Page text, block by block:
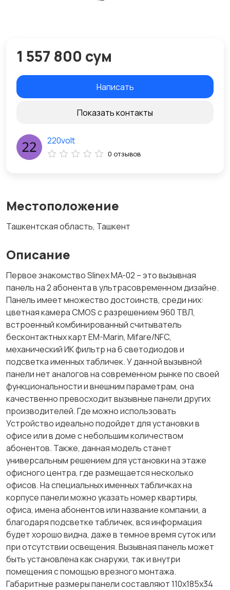
Местоположение
Ташкентская область, Ташкент
Описание
Первое знакомство Slinex MA-02 – это вызывная
панель на 2 абонента в ультрасовременном дизайне.
Панель имеет множество достоинств, среди них:
цветная камера CMOS с разрешением 960 ТВЛ,
встроенный комбинированный считыватель
бесконтактных карт EM-Marin, Mifare/NFC,
механический ИК фильтр на 6 светодиодов и
подсветка именных табличек. У данной вызывной
панели нет аналогов на современном рынке по своей
функциональности и внешним параметрам, она
качественно превосходит вызывные панели других
производителей. Где можно использовать
Устройство идеально подойдет для установки в
офисе или в доме с небольшим количеством
абонентов. Также, данная модель станет
универсальным решением для установки на этаже
офисного центра, где размещается несколько
офисов. На специальных именных табличках на
корпусе панели можно указать номер квартиры,
офиса, имена абонентов или название компании, а
благодаря подсветке табличек, вся информация
будет хорошо видна, даже в темное время суток или
при отсутствии освещения. Вызывная панель может
быть установлена ​​как снаружи, так и внутри
помещения с помощью врезного монтажа.
Габаритные размеры панели составляют 110х185х34
1 557 800 сум
Написать
Показать контакты
220volt
0 отзывов